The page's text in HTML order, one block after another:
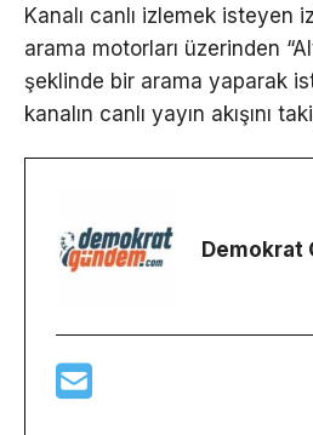
Kanalı canlı izlemek isteyen
arama motorları üzerinden
şeklinde bir arama yaparak
kanalın canlı yayın akışını
Demokrat